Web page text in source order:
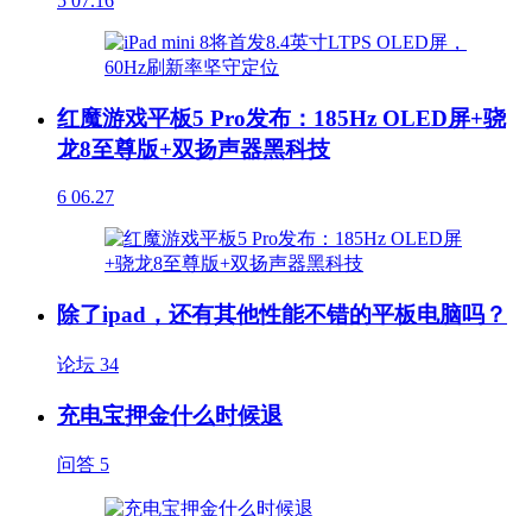
红魔游戏平板5 Pro发布：185Hz OLED屏+骁
龙8至尊版+双扬声器黑科技
6 06.27
除了ipad，还有其他性能不错的平板电脑吗？
论坛 34
充电宝押金什么时候退
问答 5